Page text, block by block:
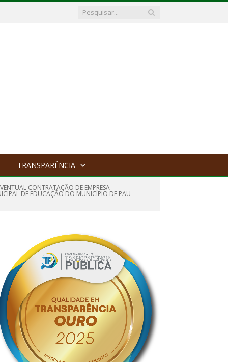
TRANSPARÊNCIA
CONTRATAÇÃO DE EMPRESA
DE EDUCAÇÃO DO MUNICÍPIO DE PAU